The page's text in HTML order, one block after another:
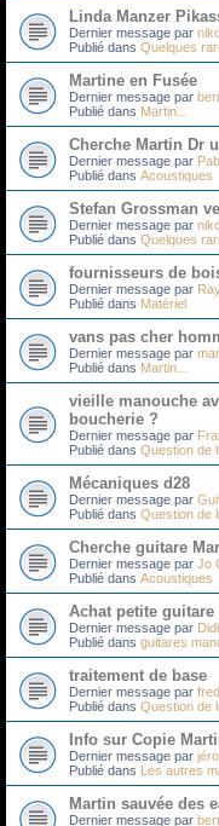
Linda Manzer
Dernier message par
Publié dans Quelques
Martine en Fusée
Dernier message par
Publié dans Martin...
Cherche Martin Dr
Dernier message par
Publié dans Acoustiques
Stefan Grossman
Dernier message par
Publié dans Quelques
fournisseurs de
Dernier message par
Publié dans Matériel
vans pas cher
Dernier message par
Publié dans Martin...
vieille manouche
boucherie ?
Dernier message par
Publié dans Question de
Mécaniques d28
Dernier message par
Publié dans Question de
Cherche guitare
Dernier message par Jo
Publié dans Acoustiques
Achat petite guitare
Dernier message par
Publié dans guitares
traitement de base
Dernier message par
Publié dans Question de
Info sur Copie
Dernier message par
Publié dans Les autres
Martin sauvée des
Dernier message par